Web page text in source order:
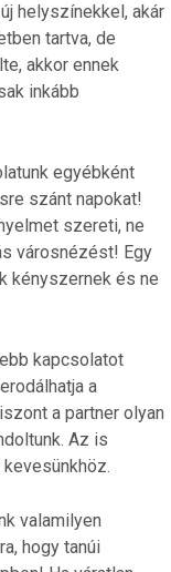
helyszínekkel, akár
tartva, de
akkor ennek
inkább
egyébként
szánt napokat!
szereti, ne
városnézést! Egy
kényszernek és ne
kapcsolatot
a
a partner olyan
Az is
valamilyen
hogy tanúi